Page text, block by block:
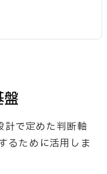
で定めた判断軸
るために活用しま